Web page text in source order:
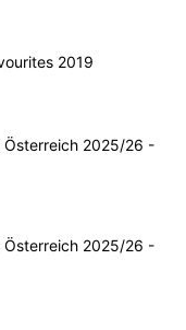
2019
Österreich 2025/26 -
Österreich 2025/26 -